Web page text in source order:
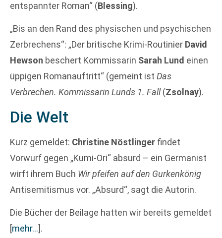
entspannter Roman“ (Blessing).
„Bis an den Rand des physischen und psychischen
Zerbrechens“: „Der britische Krimi-Routinier David
Hewson beschert Kommissarin Sarah Lund einen
üppigen Romanauftritt“ (gemeint ist Das
Verbrechen. Kommissarin Lunds 1. Fall(Zsolnay).
Die Welt
Kurz gemeldet: Christine Nöstlinger findet
Vorwurf gegen „Kumi-Ori“ absurd – ein Germanist
wirft ihrem Buch Wir pfeifen auf den Gurkenkönig
Antisemitismus vor. „Absurd“, sagt die Autorin.
Die Bücher der Beilage hatten wir bereits gemeldet
[mehr…].